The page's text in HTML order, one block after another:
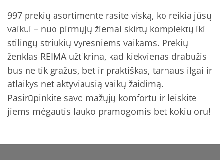
997 prekių asortimente rasite viską, ko reikia jūsų
vaikui – nuo pirmųjų žiemai skirtų komplektų iki
stilingų striukių vyresniems vaikams. Prekių
ženklas REIMA užtikrina, kad kiekvienas drabužis
bus ne tik gražus, bet ir praktiškas, tarnaus ilgai ir
atlaikys net aktyviausią vaikų žaidimą.
Pasirūpinkite savo mažųjų komfortu ir leiskite
jiems mėgautis lauko pramogomis bet kokiu oru!